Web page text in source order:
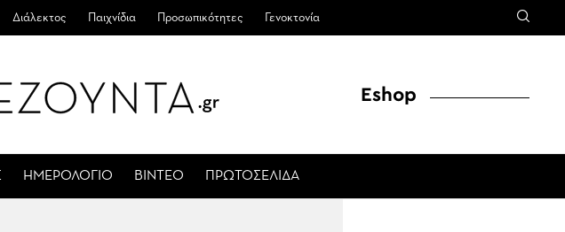
Διάλεκτος Παιχνίδια Προσωπικότητες Γενοκτονία
ΗΜΕΡΟΛΟΓΙΟ ΒΙΝΤΕΟ ΠΡΩΤΟΣΕΛΙΔΑ
Eshop